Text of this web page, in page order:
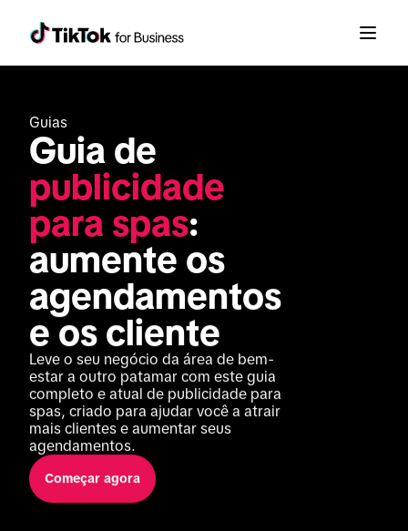
Guias
publicidade
para spas:
aumente os
agendamentos
e os cliente
Leve o seu negócio da área de bem-
estar a outro patamar com este guia
completo e atual de publicidade para
spas, criado para ajudar você a atrair
mais clientes e aumentar seus
agendamentos.
Começar agora